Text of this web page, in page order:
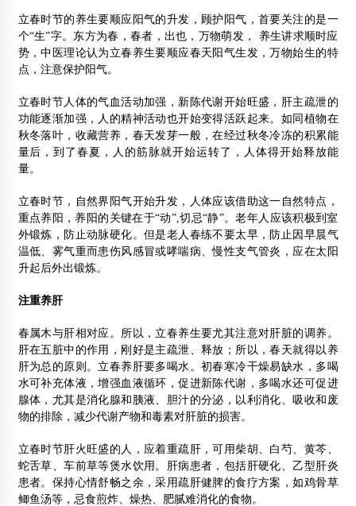
立春时节的养生要顺应阳气的升发，顾护阳气，首要关注的是一
个“生”字。东方为春，春者，出也，万物萌发， 养生讲求顺时应
势，中医理论认为立春养生要顺应春天阳气生发，万物始生的特
点，注意保护阳气。
立春时节人体的气血活动加强，新陈代谢开始旺盛，肝主疏泄的
功能逐渐加强，人的精神活动也开始变得活跃起来。如同植物在
秋冬落叶，收藏营养，春天发芽一般，在经过秋冬冷冻的积累能
量后，到了春夏，人的筋脉就开始运转了，人体得开始释放能
量。
立春时节，自然界阳气开始升发，人体应该借助这一自然特点，
重点养阳，养阳的关键在于“动”,切忌“静”。老年人应该积极到室
外锻炼，防止动脉硬化。但是老人春练不要太早，防止因早晨气
温低、雾气重而患伤风感冒或哮喘病、慢性支气管炎，应在太阳
升起后外出锻炼。
注重养肝
春属木与肝相对应。所以，立春养生要尤其注意对肝脏的调养。
肝在五脏中的作用，刚好是主疏泄、释放；所以，春天就得以养
肝为总的原则。立春养肝要多喝水。初春寒冷干燥易缺水，多喝
水可补充体液，增强血液循环，促进新陈代谢，多喝水还可促进
腺体，尤其是消化腺和胰液、胆汁的分泌，以利消化、吸收和废
物的排除，减少代谢产物和毒素对肝脏的损害。
立春时节肝火旺盛的人，应着重疏肝，可用柴胡、白芍、黄芩、
蛇舌草、车前草等煲水饮用。肝病患者，包括肝硬化、乙型肝炎
患者。保持心情舒畅之余，采用疏肝健脾的食疗方案，如鸡骨草
鲫鱼汤等，忌食煎炸、燥热、肥腻难消化的食物。